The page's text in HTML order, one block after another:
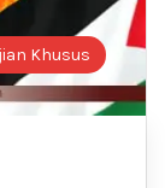
Khusus